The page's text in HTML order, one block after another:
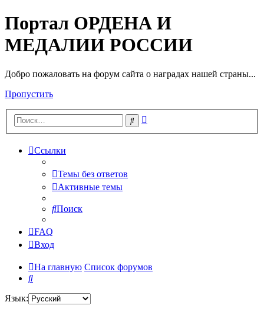
Портал ОРДЕНА И
МЕДАЛИИ РОССИИ
Добро пожаловать на форум сайта о наградах нашей страны...
Пропустить
Поиск
Ссылки
Темы без ответов
Активные темы
Поиск
FAQ
Вход
На главную Список форумов
Поиск
Язык: